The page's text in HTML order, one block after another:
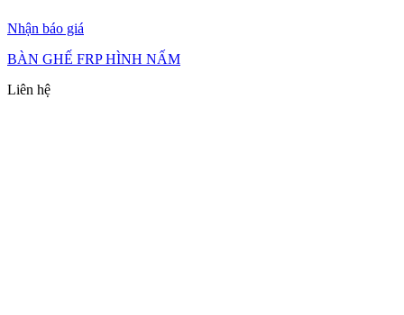
Nhận báo giá
BÀN GHẾ FRP HÌNH NẤM
Liên hệ